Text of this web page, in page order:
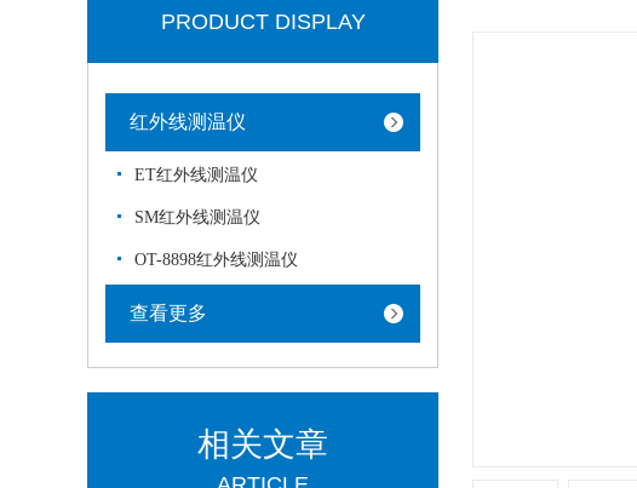
PRODUCT DISPLAY
红外线测温仪
ET红外线测温仪
SM红外线测温仪
OT-8898红外线测温仪
查看更多
相关文章